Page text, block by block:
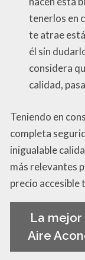
tenerlos en
te atrae
él sin
considera
calidad,
Teniendo en
completa
inigualable
más relevantes
precio accesible
La
Aire